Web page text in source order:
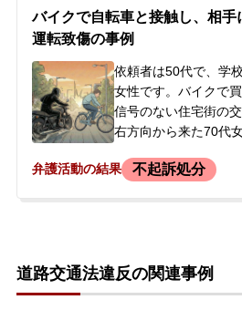
現行犯逮捕されまし
者の妻から「主人が
主のため長期の身体
障が出る」とメール
がすぐさま接見に向
た。
バイクで自転車と接触し、相手
運転致傷の事例
依頼者は50代で、学
女性です。バイクで
信号のない住宅街の
右方向から来た70代
は左足の骨を折る重
察から呼び出しを受
したが、刑事処分が
弁護活動の結果 不起訴処分
道路交通法違反の関連事例